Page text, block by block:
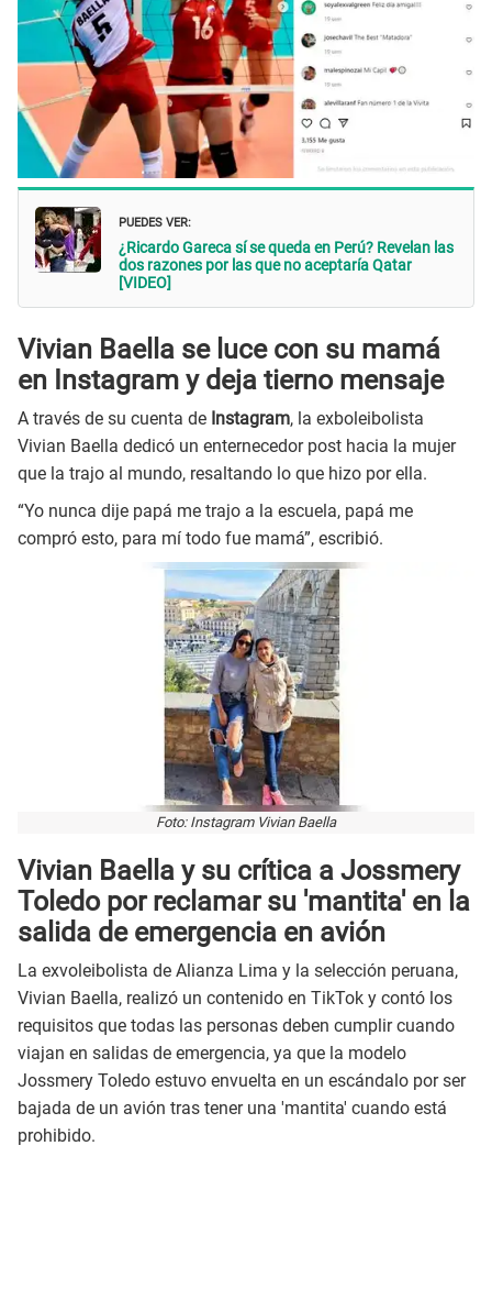
PUEDES VER:
¿Ricardo Gareca sí se queda en Perú? Revelan las
dos razones por las que no aceptaría Qatar
[VIDEO]
Vivian Baella se luce con su mamá
en Instagram y deja tierno mensaje
A través de su cuenta de Instagram, la exboleibolista
Vivian Baella dedicó un enternecedor post hacia la mujer
que la trajo al mundo, resaltando lo que hizo por ella.
“Yo nunca dije papá me trajo a la escuela, papá me
compró esto, para mí todo fue mamá”, escribió.
Foto: Instagram Vivian Baella
Vivian Baella y su crítica a Jossmery
Toledo por reclamar su 'mantita' en la
salida de emergencia en avión
La exvoleibolista de Alianza Lima y la selección peruana,
Vivian Baella, realizó un contenido en TikTok y contó los
requisitos que todas las personas deben cumplir cuando
viajan en salidas de emergencia, ya que la modelo
Jossmery Toledo estuvo envuelta en un escándalo por ser
bajada de un avión tras tener una 'mantita' cuando está
prohibido.